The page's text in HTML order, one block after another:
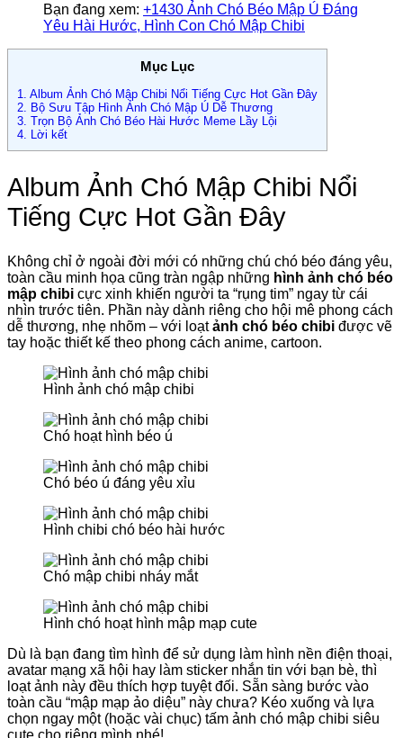
Bạn đang xem: +1430 Ảnh Chó Béo Mập Ú Đáng
Yêu Hài Hước, Hình Con Chó Mập Chibi
Mục Lục
1. Album Ảnh Chó Mập Chibi Nổi Tiếng Cực Hot Gần Đây
2. Bộ Sưu Tập Hình Ảnh Chó Mập Ú Dễ Thương
3. Trọn Bộ Ảnh Chó Béo Hài Hước Meme Lầy Lội
4. Lời kết
Album Ảnh Chó Mập Chibi Nổi
Tiếng Cực Hot Gần Đây
Không chỉ ở ngoài đời mới có những chú chó béo đáng yêu,
toàn cầu minh họa cũng tràn ngập những hình ảnh chó béo
mập chibi cực xinh khiến người ta “rụng tim” ngay từ cái
nhìn trước tiên. Phần này dành riêng cho hội mê phong cách
dễ thương, nhẹ nhõm – với loạtảnh chó béo chibi được vẽ
tay hoặc thiết kế theo phong cách anime, cartoon.
Hình ảnh chó mập chibi
Chó hoạt hình béo ú
Chó béo ú đáng yêu xỉu
Hình chibi chó béo hài hước
Chó mập chibi nháy mắt
Hình chó hoạt hình mập mạp cute
Dù là bạn đang tìm hình để sử dụng làm hình nền điện thoại,
avatar mạng xã hội hay làm sticker nhắn tin với bạn bè, thì
loạt ảnh này đều thích hợp tuyệt đối. Sẵn sàng bước vào
toàn cầu “mập mạp ảo diệu” này chưa? Kéo xuống và lựa
chọn ngay một (hoặc vài chục) tấm ảnh chó mập chibi siêu
cute cho riêng mình nhé!